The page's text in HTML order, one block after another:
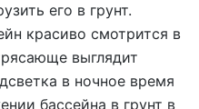
его в грунт.
красиво смотрится в
выглядит
в ночное время
бассейна в грунт в